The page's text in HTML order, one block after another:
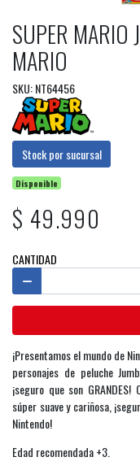
SUPER MARIO
MARIO
SKU: NT64456
Stock por sucursal
Disponible
$ 49.990
CANTIDAD
¡Presentamos el mundo de
personajes de peluche
¡seguro que son
súper suave y cariñosa,
Nintendo!
Edad recomendada +3.